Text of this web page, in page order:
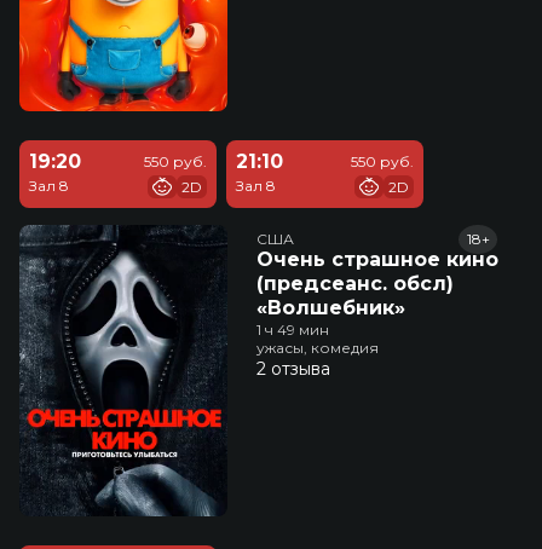
19:20
Зал 8
550 руб.
2D
21:10
Зал 8
550 руб.
2D
США
Очень страшное кино
(предсеанс. обсл)
«Волшебник»
18+
1 ч 49 мин
ужасы, комедия
2 отзыва